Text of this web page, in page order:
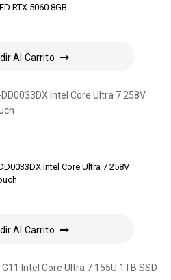
RTX 5060 8GB
Al Carrito
Intel Core Ultra 7 258V
Al Carrito